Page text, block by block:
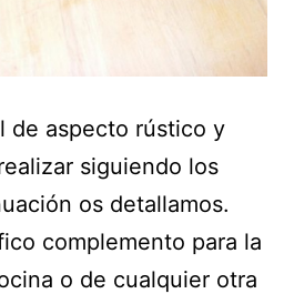
de aspecto rústico y
siguiendo los
os detallamos.
complemento para la
o de cualquier otra